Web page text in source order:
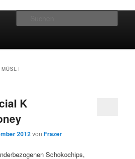
MÜSLI
K
2012vonFrazer
Schokochips,